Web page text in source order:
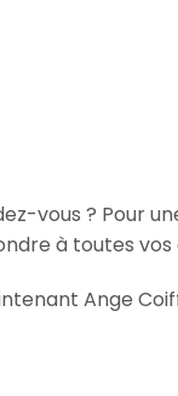
vous ? Pour
à toutes vos
Ange